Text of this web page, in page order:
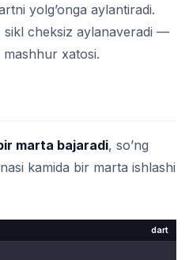
yolg’onga aylantiradi.
sikl cheksiz aylanaveradi —
xatosi.
marta bajaradi, so’ng
kamida bir marta ishlashi
dart